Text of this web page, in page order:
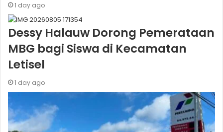
1 day ago
Dessy Halauw Dorong Pemerataan
MBG bagi Siswa di Kecamatan
Letisel
1 day ago